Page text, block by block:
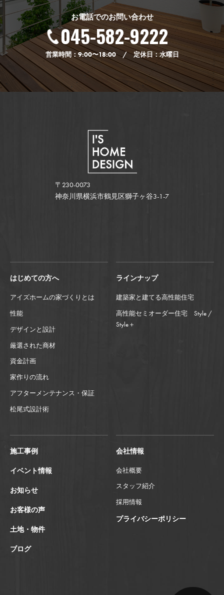
お電話でのお問い合わせ
045-582-9222
営業時間：9:00〜18:00 / 定休日：水曜日
〒230-0073
神奈川県横浜市鶴見区獅子ヶ谷3-1-7
はじめての方へ
アイズホームの家づくりとは
性能
デザインと設計
厳選された商材
資金計画
家作りの流れ
アフターメンテナンス・保証
松尾式設計術
ラインナップ
建築家と建てる高性能住宅
高性能セミオーダー住宅 Style /
Style＋
施工事例
イベント情報
お知らせ
お客様の声
土地・物件
ブログ
会社情報
会社概要
スタッフ紹介
採用情報
プライバシーポリシー